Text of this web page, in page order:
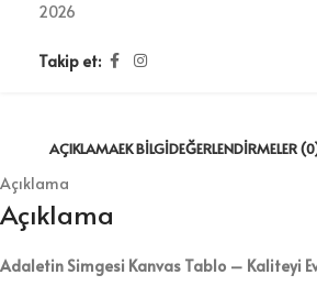
2026
Takip et:
AÇIKLAMAEK BILGIDEĞERLENDIRMELER
Açıklama
Açıklama
Adaletin Simgesi Kanvas Tablo – Kaliteyi